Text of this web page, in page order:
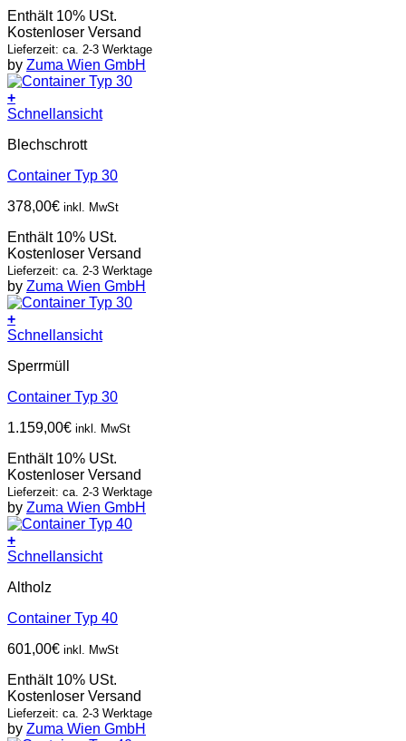
Enthält 10% USt.
Kostenloser Versand
Lieferzeit: ca. 2-3 Werktage
by Zuma Wien GmbH
+
Schnellansicht
Blechschrott
Container Typ 30
378,00€ inkl. MwSt
Enthält 10% USt.
Kostenloser Versand
Lieferzeit: ca. 2-3 Werktage
by Zuma Wien GmbH
+
Schnellansicht
Sperrmüll
Container Typ 30
1.159,00€ inkl. MwSt
Enthält 10% USt.
Kostenloser Versand
Lieferzeit: ca. 2-3 Werktage
by Zuma Wien GmbH
+
Schnellansicht
Altholz
Container Typ 40
601,00€ inkl. MwSt
Enthält 10% USt.
Kostenloser Versand
Lieferzeit: ca. 2-3 Werktage
by Zuma Wien GmbH